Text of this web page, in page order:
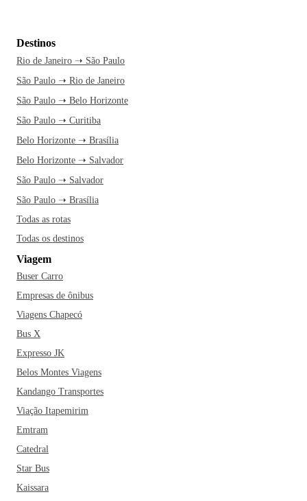
Destinos
Rio de Janeiro ➝ São Paulo
São Paulo ➝ Rio de Janeiro
São Paulo ➝ Belo Horizonte
São Paulo ➝ Curitiba
Belo Horizonte ➝ Brasília
Belo Horizonte ➝ Salvador
São Paulo ➝ Salvador
São Paulo ➝ Brasília
Todas as rotas
Todas os destinos
Viagem
Buser Carro
Empresas de ônibus
Viagens Chapecó
Bus X
Expresso JK
Belos Montes Viagens
Kandango Transportes
Viação Itapemirim
Emtram
Catedral
Star Bus
Kaissara